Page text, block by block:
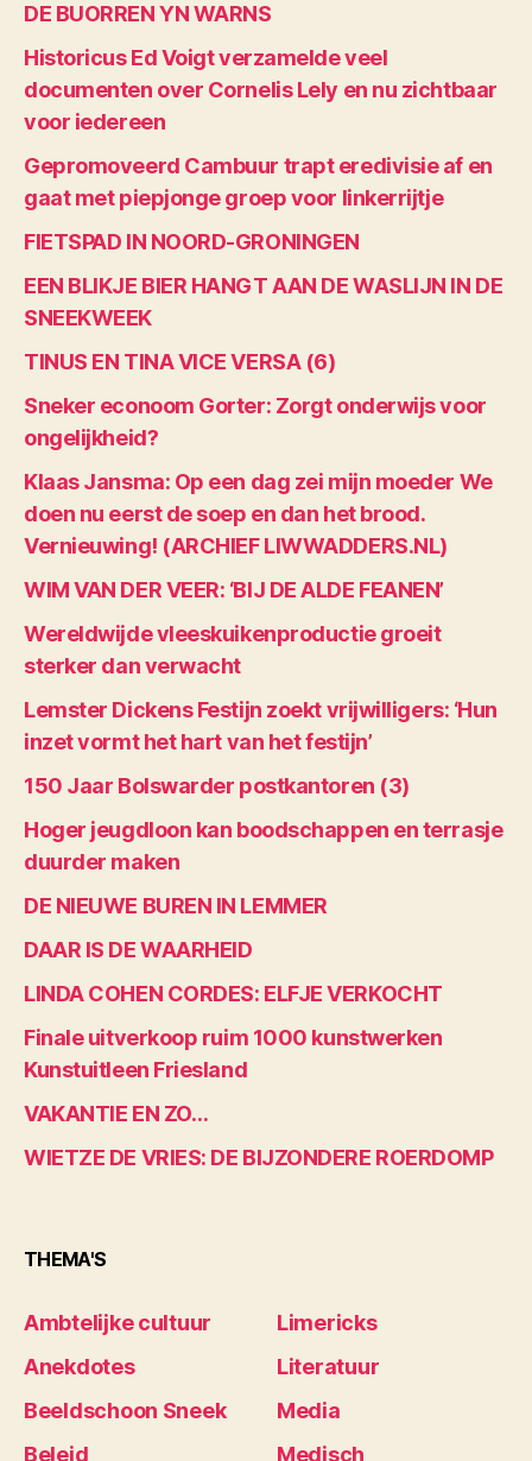
DE BUORREN YN WARNS
Historicus Ed Voigt verzamelde veel
documenten over Cornelis Lely en nu zichtbaar
voor iedereen
Gepromoveerd Cambuur trapt eredivisie af en
gaat met piepjonge groep voor linkerrijtje
FIETSPAD IN NOORD-GRONINGEN
EEN BLIKJE BIER HANGT AAN DE WASLIJN IN DE
SNEEKWEEK
TINUS EN TINA VICE VERSA (6)
Sneker econoom Gorter: Zorgt onderwijs voor
ongelijkheid?
Klaas Jansma: Op een dag zei mijn moeder We
doen nu eerst de soep en dan het brood.
Vernieuwing! (ARCHIEF LIWWADDERS.NL)
WIM VAN DER VEER: ‘BIJ DE ALDE FEANEN’
Wereldwijde vleeskuikenproductie groeit
sterker dan verwacht
Lemster Dickens Festijn zoekt vrijwilligers: ‘Hun
inzet vormt het hart van het festijn’
150 Jaar Bolswarder postkantoren (3)
Hoger jeugdloon kan boodschappen en terrasje
duurder maken
DE NIEUWE BUREN IN LEMMER
DAAR IS DE WAARHEID
LINDA COHEN CORDES: ELFJE VERKOCHT
Finale uitverkoop ruim 1000 kunstwerken
Kunstuitleen Friesland
VAKANTIE EN ZO…
WIETZE DE VRIES: DE BIJZONDERE ROERDOMP
THEMA'S
Ambtelijke cultuur
Anekdotes
Beeldschoon Sneek
Beleid
Limericks
Literatuur
Media
Medisch